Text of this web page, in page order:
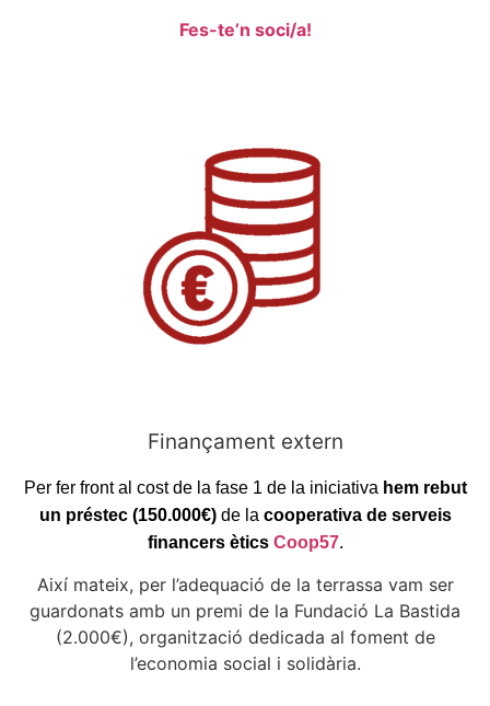
Fes-te’n soci/a!
Finançament extern
Per fer front al cost de la fase 1 de la iniciativa hem rebut
un préstec (150.000€)de la cooperativa de serveis
financers ètics Coop57.
Així mateix, per l’adequació de la terrassa vam ser
guardonats amb un premi de la Fundació La Bastida
(2.000€), organització dedicada al foment de
l’economia social i solidària.